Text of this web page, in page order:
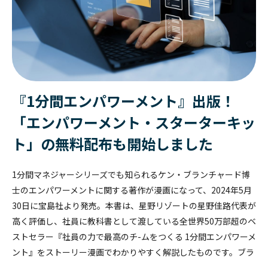
『1分間エンパワーメント』出版！
「エンパワーメント・スターターキッ
ト」の無料配布も開始しました
1分間マネジャーシリーズでも知られるケン・ブランチャード博
士のエンパワーメントに関する著作が漫画になって、2024年5月
30日に宝島社より発売。本書は、星野リゾートの星野佳路代表が
高く評価し、社員に教科書として渡している全世界50万部超のベ
ストセラー『社員の力で最高のチ-ムをつくる 1分間エンパワーメ
ント』をストーリー漫画でわかりやすく解説したものです。ブラ
ブランチャード・ジャパンとは
お問い合わせ
SLII®. POWERING INSPIRED LEADERS™
おすすめ:
カスタム・ソリューション
クライアント企業の組織課題に対して、助言や具体的な事例紹介、ま
た課題に対する解決策をご提供するサービスです。
ライセンス型
公開講座
認定講師養成講座
（C&M方式オンライン学習）
チーム
個人
おすすめ:
新任マネージャー
高いポテンシャルを持つ個人貢献者を、初めてピープルマネージャー
トレーニング・プロフェッショナル
所属する組織の中で研修を実施することが可能です。各種プログラム
を組織内で幅広く展開することができます。
シニアリーダー
経営層
おすすめ:
勇気あるインクルージョン
このプログラムでは、参加者が職場におけるインクルージョンの知識
を深め、積極的な提唱者となる方法を学ぶ。
エッセンシャル・モチベーターズ・プログラム
学習者は、中核となる心理的ニーズ、価値観、才能、行動のパターン
を特定することで、自分自身や他人をよりよく理解できるようになり
コーチング・エッセンシャルズ
カンバセーション・キャパシティ
CourageousInclusion
essential-motivators
leadership-point-of-view
変革に向けて人々を導く
バーチャル・リーダーシップ
おすすめ:
公開講座
最新のセミナー
【事例紹介】“やりっぱなし研修”を終わらせる ～北米ホンダの実践に
学ぶ、組織全体で定着を促す構造的アプローチ～